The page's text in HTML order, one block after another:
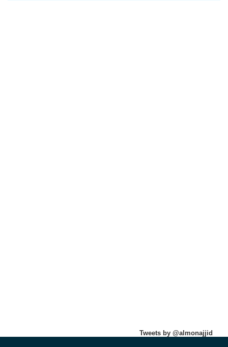
Tweets by @almonajjid